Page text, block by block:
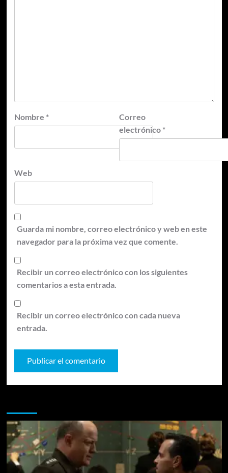
Nombre *
Correo
electrónico *
Web
Guarda mi nombre, correo electrónico y web en este
navegador para la próxima vez que comente.
Recibir un correo electrónico con los siguientes
comentarios a esta entrada.
Recibir un correo electrónico con cada nueva
entrada.